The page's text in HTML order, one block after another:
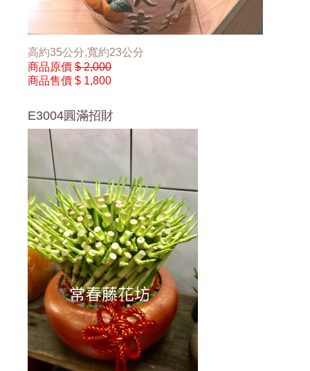
高約35公分,寬約23公分
商品原價 $ 2,000
商品售價 $ 1,800
E3004圓滿招財